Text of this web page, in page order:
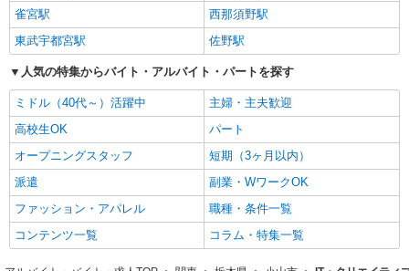
雀宮駅
西那須野駅
東武宇都宮駅
佐野駅
人気の特集からバイト・アルバイト・パートを探す
ミドル（40代～）活躍中
主婦・主夫歓迎
高校生OK
パート
オープニングスタッフ
短期（3ヶ月以内）
派遣
副業・WワークOK
ファッション・アパレル
職種・条件一覧
コンテンツ一覧
コラム・特集一覧